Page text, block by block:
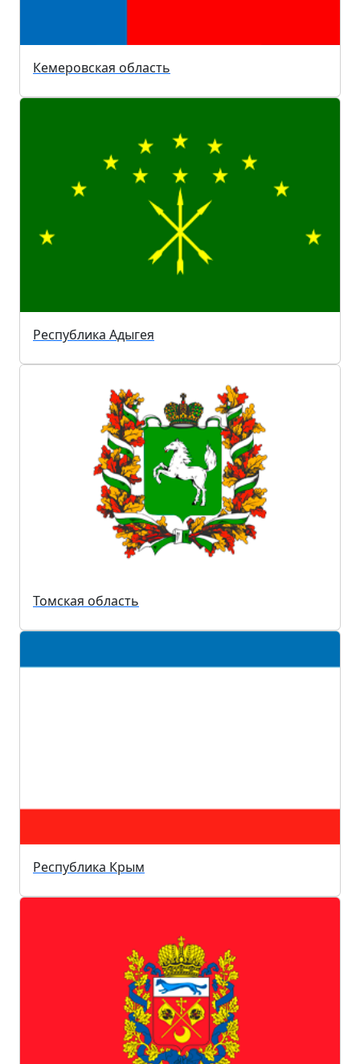
Кемеровская область
Республика Адыгея
Томская область
Республика Крым